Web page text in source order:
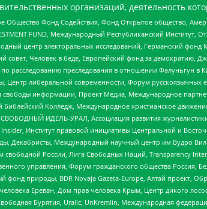
организаций, деятельность
Общество Фонд Содействия, Фонд Открытое общество,
FUND, Международный Республиканский
центр электоральных исследований, Германский
совет, Человек в беде, Европейский фонд за
расследованию преследования в отношении Фалуньгун в
Центр либеральной современности, Форум
информации, Проект Медиа, Международное
Колледж, Международное христианское
ИДЕЛЬ-УРАЛ, Ассоциация развития
Институт правовой инициативы Центральной и
Декабристы, Международный научный центр им Вудро
России, Лига Свободных Наций, Transparеncy
управления, Форум гражданского общества
фонд природы, BDR Novaja Gazeta-Europe, Алтай проект,
Ереван, Дом прав человека Крым, Центр дикого
Бурятия, Uralic, UnKremlin, Международная